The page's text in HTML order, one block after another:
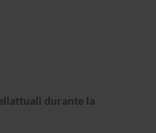
durante la